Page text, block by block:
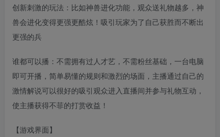
创新刺激的玩法：比如神兽进化功能，观众送礼物越多，神
兽会进化变得更强更酷炫！吸引玩家为了自己获胜而不断出
更强的兵
谁都可以播：不需拥有过人才艺，不需粉丝基础，一台电脑
即可开播，简单易懂的规则和激烈的场面，主播通过自己的
激情解说可以很好的吸引观众进入直播间并参与礼物互动，
使主播获得不菲的打赏收益！
【游戏界面】